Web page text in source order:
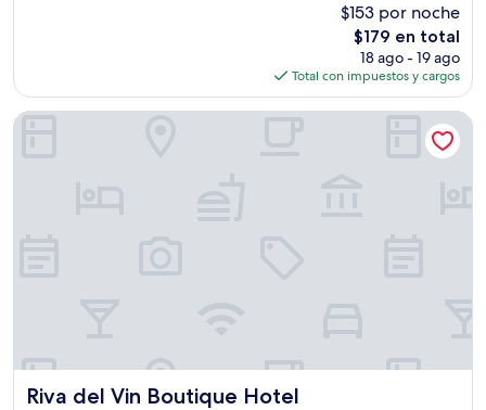
$153 por noche
El
precio
actual
es
de
$179 en total
18 ago - 19 ago
Total con impuestos y cargos
Riva del Vin Boutique Hotel
Riva del Vin Boutique Hotel
Riva del Vin Boutique Hotel